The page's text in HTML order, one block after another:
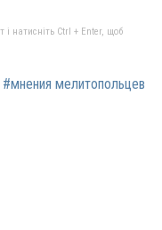
і натисніть Ctrl + Enter, щоб
#мнения мелитопольцев